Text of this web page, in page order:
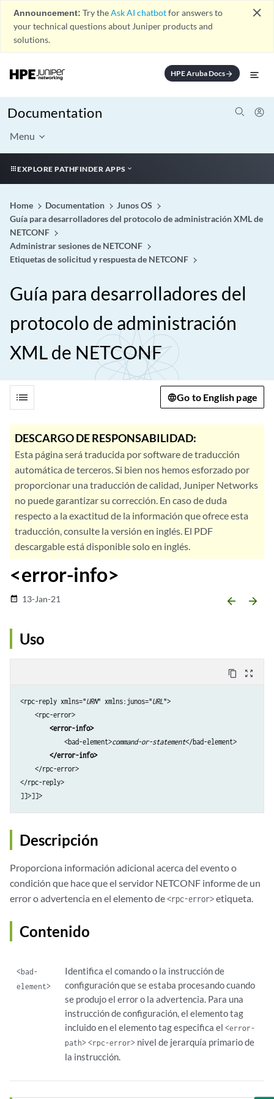
Announcement: Try theAsk AI chatbotfor answers to
your technical questions about Juniper products and
solutions.
close
HPE Aruba Docsarrow_forward
Documentation
Menu
EXPLORE PATHFINDER APPS
Home Documentation
Junos OS
Guía para desarrolladores del protocolo de administración XML de
NETCONF
Administrar sesiones de NETCONF
Etiquetas de solicitud y respuesta de NETCONF
Guía para desarrolladores del
protocolo de administración
XML de NETCONF
list Go to English page
DESCARGO DE RESPONSABILIDAD:
Esta página será traducida por software de traducción
automática de terceros. Si bien nos hemos esforzado por
proporcionar una traducción de calidad, Juniper Networks
no puede garantizar su corrección. En caso de duda
respecto a la exactitud de la información que ofrece esta
traducción, consulte la versión en inglés. El PDF
descargable está disponible solo en inglés.
<error-info>
date_range 13-Jan-21 arrow_backward arrow_forward
Uso
content_copy zoom_out_map
<rpc-reply xmlns="URN" xmlns:junos="URL">
    <rpc-error>
<error-info>
            <bad-element>
command-or-statement</bad-element>
</error-info>
    </rpc-error>
</rpc-reply>
Descripción
Proporciona información adicional acerca del evento o
condición que hace que el servidor NETCONF informe de un
error o advertencia en el elemento de<rpc-error>etiqueta.
Contenido
<bad-
element>
Identifica el comando o la instrucción de
configuración que se estaba procesando cuando
se produjo el error o la advertencia. Para una
instrucción de configuración, el elemento tag
incluido en el elemento tag especifica el<error-
path> <rpc-error> nivel de jerarquía primario de
la instrucción.